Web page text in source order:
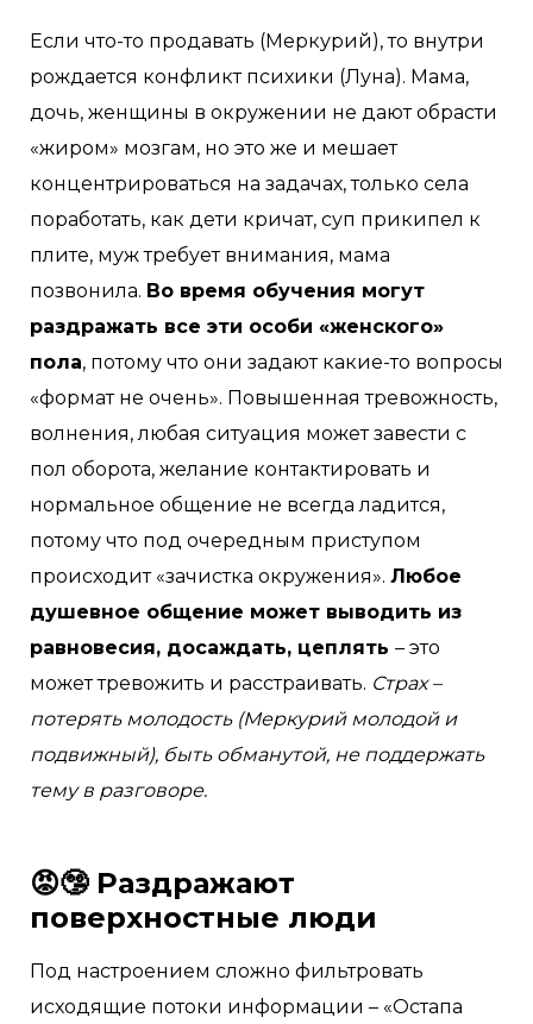
Если что-то продавать (Меркурий), то внутри
рождается конфликт психики (Луна). Мама,
дочь, женщины в окружении не дают обрасти
«жиром» мозгам, но это же и мешает
концентрироваться на задачах, только села
поработать, как дети кричат, суп прикипел к
плите, муж требует внимания, мама
позвонила. Во время обучения могут
раздражать все эти особи «женского»
пола, потому что они задают какие-то вопросы
«формат не очень». Повышенная тревожность,
волнения, любая ситуация может завести с
пол оборота, желание контактировать и
нормальное общение не всегда ладится,
потому что под очередным приступом
происходит «зачистка окружения». Любое
душевное общение может выводить из
равновесия, досаждать, цеплять – это
может тревожить и расстраивать. Страх –
потерять молодость (Меркурий молодой и
подвижный), быть обманутой, не поддержать
тему в разговоре.
😡🤥 Раздражают
поверхностные люди
Под настроением сложно фильтровать
исходящие потоки информации – «Остапа